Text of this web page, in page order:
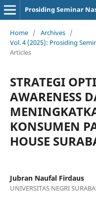
Prosiding Seminar
Home / Archives /
Vol. 4 (2025): Prosiding
Articles
STRATEGI
AWARENESS
KONSUMEN
HOUSE
Jubran Naufal Firdaus
UNIVERSITAS NEGRI